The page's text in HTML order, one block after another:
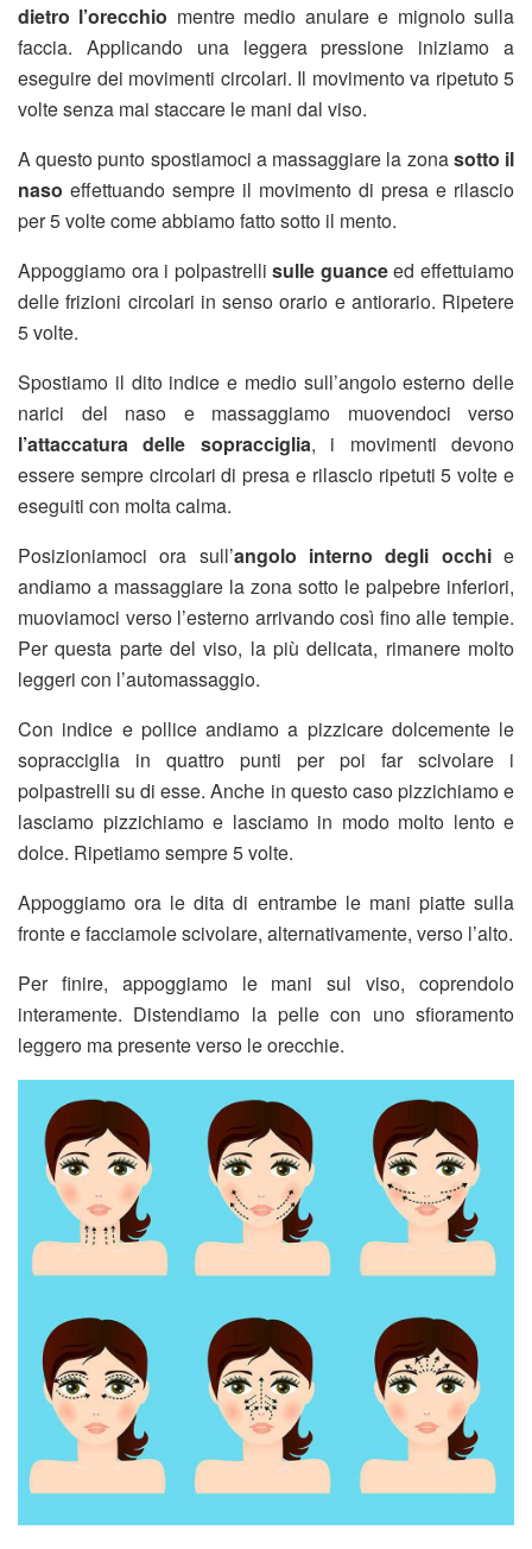
dietro l’orecchio mentre medio anulare e mignolo sulla
faccia. Applicando una leggera pressione iniziamo a
eseguire dei movimenti circolari. Il movimento va ripetuto 5
volte senza mai staccare le mani dal viso.
A questo punto spostiamoci a massaggiare la zonasotto il
naso effettuando sempre il movimento di presa e rilascio
per 5 volte come abbiamo fatto sotto il mento.
Appoggiamo ora i polpastrellisulle guanceed effettuiamo
delle frizioni circolari in senso orario e antiorario. Ripetere
5 volte.
Spostiamo il dito indice e medio sull’angolo esterno delle
narici del naso e massaggiamo muovendoci verso
l’attaccatura delle sopracciglia, i movimenti devono
essere sempre circolari di presa e rilascio ripetuti 5 volte e
eseguiti con molta calma.
Posizioniamoci ora sull’angolo interno degli occhie
andiamo a massaggiare la zona sotto le palpebre inferiori,
muoviamoci verso l’esterno arrivando così fino alle tempie.
Per questa parte del viso, la più delicata, rimanere molto
leggeri con l’automassaggio.
Con indice e pollice andiamo a pizzicare dolcemente le
sopracciglia in quattro punti per poi far scivolare i
polpastrelli su di esse. Anche in questo caso pizzichiamo e
lasciamo pizzichiamo e lasciamo in modo molto lento e
dolce. Ripetiamo sempre 5 volte.
Appoggiamo ora le dita di entrambe le mani piatte sulla
fronte e facciamole scivolare, alternativamente, verso l’alto.
Per finire, appoggiamo le mani sul viso, coprendolo
interamente. Distendiamo la pelle con uno sfioramento
leggero ma presente verso le orecchie.